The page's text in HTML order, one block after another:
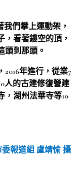
們攀上運動架，
看著鏤空的頂，
頭到那頭。
年進行，從業7
人的古建修復營建
，湖州法華寺等10
報道組 盧靖愉 攝